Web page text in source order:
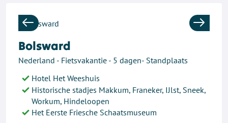
Previous Next
Bolsward
Nederland - Fietsvakantie - 5 dagen- Standplaats
Hotel Het Weeshuis
Historische stadjes Makkum, Franeker, IJlst, Sneek,
Workum, Hindeloopen
Het Eerste Friesche Schaatsmuseum